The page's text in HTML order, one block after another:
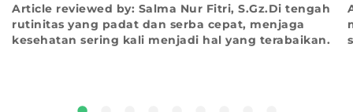
Article reviewed by: Salma Nur Fitri, S.Gz.Di tengah
rutinitas yang padat dan serba cepat, menjaga
kesehatan sering kali menjadi hal yang terabaikan.